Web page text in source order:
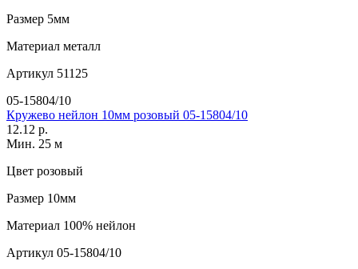
Размер 5мм
Материал металл
Артикул 51125
05-15804/10
Кружево нейлон 10мм розовый 05-15804/10
12.12 р.
Мин. 25 м
Цвет розовый
Размер 10мм
Материал 100% нейлон
Артикул 05-15804/10